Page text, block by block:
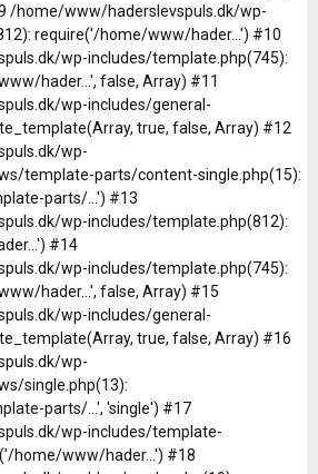
/home/www/haderslevspuls.dk/wp-
require('/home/www/hader...') #10
wp-includes/template.php(745):
hader...', false, Array) #11
wp-includes/general-
true, false, Array) #12
wp-
template-parts/content-single.php(15):
parts/...') #13
wp-includes/template.php(812):
#14
wp-includes/template.php(745):
hader...', false, Array) #15
wp-includes/general-
true, false, Array) #16
wp-
single.php(13):
parts/...', 'single') #17
wp-includes/template-
home/www/hader...') #18